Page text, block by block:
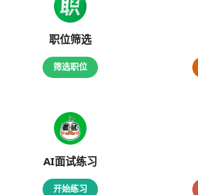
职位筛选
筛选职位
AI面试练习
开始练习